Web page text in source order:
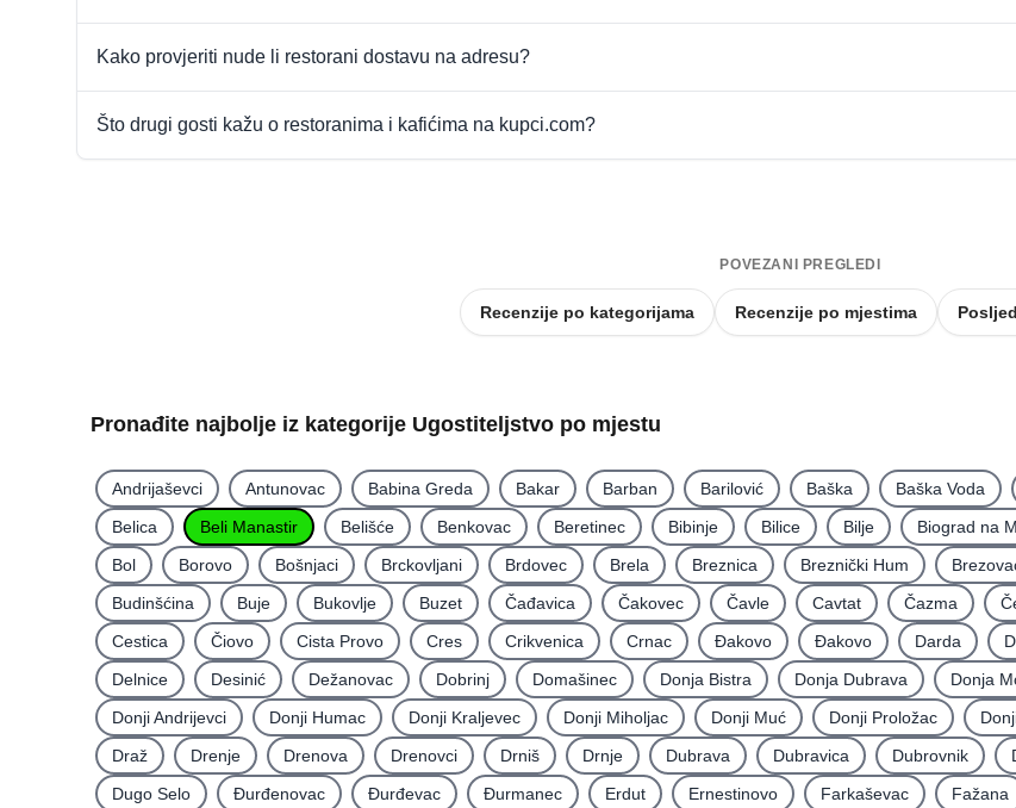
Kako provjeriti nude li restorani dostavu na adresu?
Što drugi gosti kažu o restoranima i kafićima na kupci.com?
POVEZANI PREGLEDI
Recenzije po kategorijama Recenzije po mjestima
Pronađite najbolje iz kategorije Ugostiteljstvo po mjestu
Andrijaševci Antunovac Babina Greda Bakar Barban Barilović Baška Baška Voda
Belica
Beli Manastir Belišće Benkovac Beretinec Bibinje Bilice Bilje Biograd na
Bol
Borovo Bošnjaci Brckovljani Brdovec Brela Breznica Breznički Hum
Budinšćina
Buje Bukovlje Buzet Čađavica Čakovec Čavle Cavtat Čazma
Cestica
Čiovo Cista Provo Cres Crikvenica Crnac Đakovo Ðakovo Darda
Delnice
Desinić Dežanovac Dobrinj Domašinec Donja Bistra Donja Dubrava Donja
Donji Andrijevci
Donji Humac Donji Kraljevec Donji Miholjac Donji Muć Donji Proložac
Draž
Drenje Drenova Drenovci Drniš Drnje Dubrava Dubravica Dubrovnik
Dugo Selo
Ðurđenovac Ðurđevac Ðurmanec Erdut Ernestinovo Farkaševac Fažana